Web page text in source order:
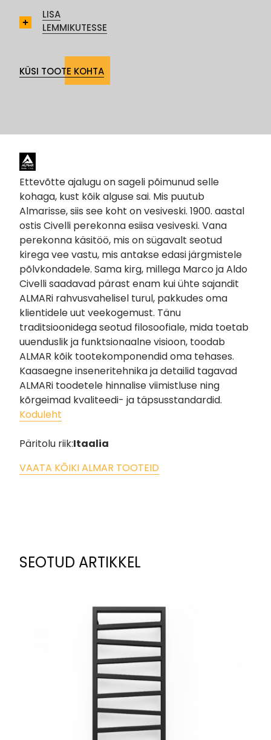
LISA
LEMMIKUTESSE
KÜSI TOOTE KOHTA
Ettevõtte ajalugu on sageli põimunud selle
kohaga, kust kõik alguse sai. Mis puutub
Almarisse, siis see koht on vesiveski. 1900. aastal
ostis Civelli perekonna esiisa vesiveski. Vana
perekonna käsitöö, mis on sügavalt seotud
kirega vee vastu, mis antakse edasi järgmistele
põlvkondadele. Sama kirg, millega Marco ja Aldo
Civelli saadavad pärast enam kui ühte sajandit
ALMARi rahvusvahelisel turul, pakkudes oma
klientidele uut veekogemust. Tänu
traditsioonidega seotud filosoofiale, mida toetab
uuenduslik ja funktsionaalne visioon, toodab
ALMAR kõik tootekomponendid oma tehases.
Kaasaegne inseneritehnika ja detailid tagavad
ALMARi toodetele hinnalise viimistluse ning
kõrgeimad kvaliteedi- ja täpsusstandardid.
Koduleht
Päritolu riik:Itaalia
VAATA KÕIKI ALMAR TOOTEID
SEOTUD ARTIKKEL